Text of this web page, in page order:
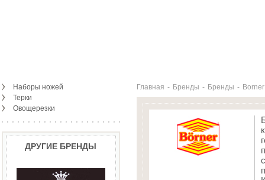
Наборы ножей
Терки
Овощерезки
ДРУГИЕ БРЕНДЫ
Главная - Бренды - Бренды - Borner